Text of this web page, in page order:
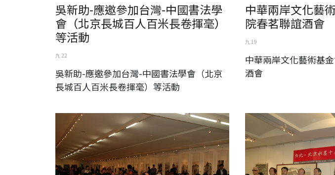
吳新助-應邀參加台灣-中國書法學
會（北京長城百人百米長卷揮毫）
等活動
九 22
吳新助-應邀參加台灣-中國書法學會（北京
長城百人百米長卷揮毫）等活動
中華兩岸文化藝
院春茗聯誼酒會
九 19
中華兩岸文化藝術基
酒會
中華兩岸文化藝術基金會-中華兩岸美術學博士生創作交流展
中華兩岸文化藝術基金會-台